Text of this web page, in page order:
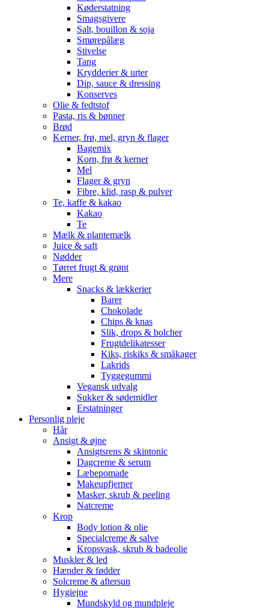
Køderstatning
Smagsgivere
Salt, bouillon & soja
Smørepålæg
Stivelse
Tang
Krydderier & urter
Dip, sauce & dressing
Konserves
Olie & fedtstof
Pasta, ris & bønner
Brød
Kerner, frø, mel, gryn & flager
Bagemix
Korn, frø & kerner
Mel
Flager & gryn
Fibre, klid, rasp & pulver
Te, kaffe & kakao
Kakao
Te
Mælk & plantemælk
Juice & saft
Nødder
Tørret frugt & grønt
Mere
Snacks & lækkerier
Barer
Chokolade
Chips & knas
Slik, drops & bolcher
Frugtdelikatesser
Kiks, riskiks & småkager
Lakrids
Tyggegummi
Vegansk udvalg
Sukker & sødemidler
Erstatninger
Personlig pleje
Hår
Ansigt & øjne
Ansigtsrens & skintonic
Dagcreme & serum
Læbepomade
Makeupfjerner
Masker, skrub & peeling
Natcreme
Krop
Body lotion & olie
Specialcreme & salve
Kropsvask, skrub & badeolie
Muskler & led
Hænder & fødder
Solcreme & aftersun
Hygiejne
Mundskyld og mundpleje